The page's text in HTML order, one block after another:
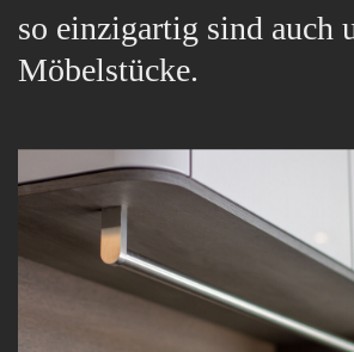
so einzigartig sind auch
Möbelstücke.